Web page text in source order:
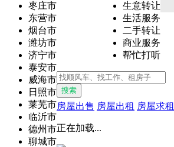
枣庄市
东营市
烟台市
潍坊市
济宁市
泰安市
威海市
日照市
莱芜市
临沂市
德州市
聊城市
生意转让
生活服务
二手转让
商业服务
帮忙打听
搜索
房屋出售 房屋出租 房屋求租
正在加载...